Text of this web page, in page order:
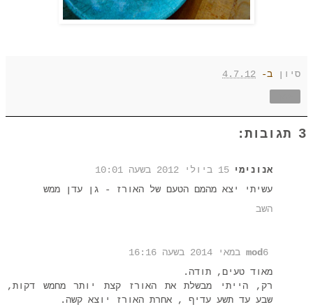
סיון ב- 4.7.12
3 תגובות:
אנונימי 15 ביולי 2012 בשעה 10:01
עשיתי יצא מהמם הטעם של האורז - גן עדן ממש
השב
mod6 במאי 2014 בשעה 16:16
מאוד טעים, תודה.
רק, הייתי מבשלת את האורז קצת יותר מחמש דקות,
שבע עד תשע עדיף , אחרת האורז יוצא קשה.